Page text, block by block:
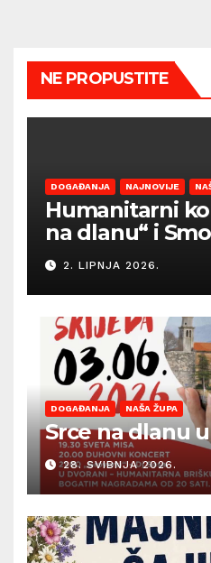
NE PROPUSTITE
DOGAĐANJA NAJNOVIJE
Humanitarni
na dlanu“ i
Općine Barban
sezonu ljetnih
2. LIPNJA 2026.
DOGAĐANJA NAŠA ŽUPA
Srce na dlanu
28. SVIBNJA 2026.